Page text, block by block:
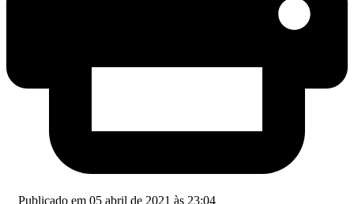
Publicado em 05 abril de 2021 às 23:04